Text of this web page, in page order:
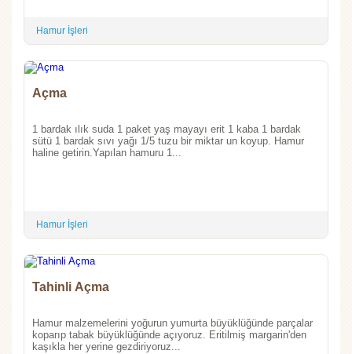
Hamur İşleri
Açma
1 bardak ılık suda 1 paket yaş mayayı erit 1 kaba 1 bardak
sütü 1 bardak sıvı yağı 1/5 tuzu bir miktar un koyup. Hamur
haline getirin.Yapılan hamuru 1...
Hamur İşleri
Tahinli Açma
Hamur malzemelerini yoğurun yumurta büyüklüğünde parçalar
koparıp tabak büyüklüğünde açıyoruz. Eritilmiş margarin'den
kaşıkla her yerine gezdiriyoruz...